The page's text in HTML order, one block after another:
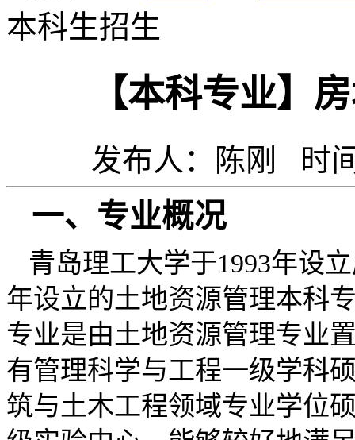
本科生招生
【本科专业】
发布人：陈刚 时
一、 专业概况
青岛理工大学于1993年设
年设立的土地资源管理本科
专业是由土地资源管理专业
有管理科学与工程一级学科
筑与土木工程领域专业学位